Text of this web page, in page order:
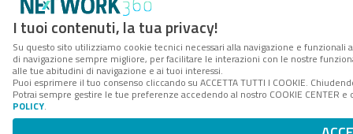
I tuoi contenuti, la tua privacy!
Su questo sito utilizziamo cookie tecnici necessari alla navigazione e
di navigazione sempre migliore, per facilitare le interazioni con le nostre
alle tue abitudini di navigazione e ai tuoi interessi.
Puoi esprimere il tuo consenso cliccando su ACCETTA TUTTI I COOKIE.
Potrai sempre gestire le tue preferenze accedendo al nostro COOKIE
POLICY.